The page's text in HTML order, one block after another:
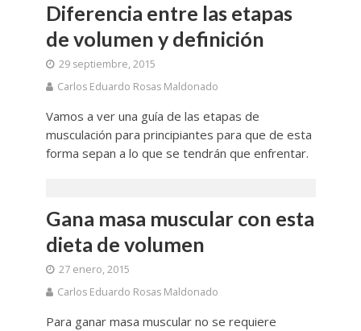
Diferencia entre las etapas
de volumen y definición
29 septiembre, 2015
Carlos Eduardo Rosas Maldonado
Vamos a ver una guía de las etapas de
musculación para principiantes para que de esta
forma sepan a lo que se tendrán que enfrentar.
Gana masa muscular con esta
dieta de volumen
27 enero, 2015
Carlos Eduardo Rosas Maldonado
Para ganar masa muscular no se requiere